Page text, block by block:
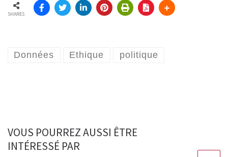
SHARES
Données Ethique politique
VOUS POURREZ AUSSI ÊTRE
INTÉRESSÉ PAR